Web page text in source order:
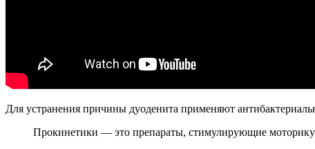
Для устранения причины дуоденита применяют
Прокинетики — это препараты, стимулирующие